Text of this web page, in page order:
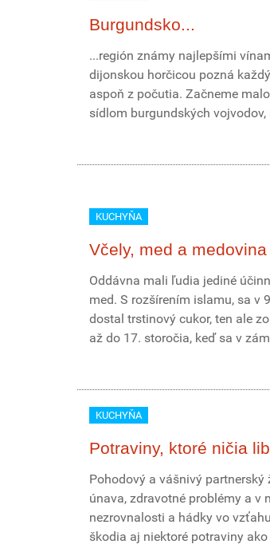
Burgundsko...
...región známy najlepšími
dijonskou horčicou pozná
aspoň z počutia. Začneme
sídlom burgundských
KUCHYŇA
Včely, med a medovina
Oddávna mali ľudia jediné
med. S rozšírením islamu, sa v
dostal trstinový cukor, ten ale
až do 17. storočia, keď sa v
KUCHYŇA
Potraviny, ktoré ničia
Pohodový a vášnivý partnerský
únava, zdravotné problémy a v
nezrovnalosti a hádky vo
škodia aj niektoré potraviny ako